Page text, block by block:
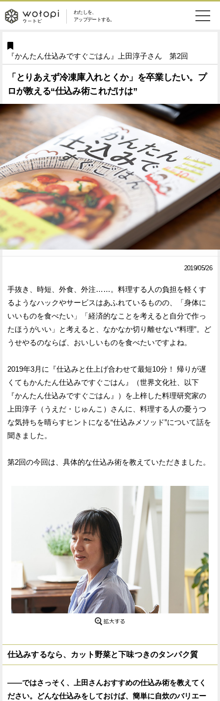
わたしを、
アップデートする。
wotopi
-
ウ
ー
ト
ピ
メ
ー
美容・コスメ 妊娠・出産
健康
ファッション
ソーシャル SDGs
アイテム
検
索
ウートピとは？
Facebook
ェ
ア
す
る
ェ
ア
す
る
『かんたん仕込みですぐごはん』上田淳子さん 第2回
「とりあえず冷凍庫入れとくか」を卒業したい。プ
ロが教える“仕込み術これだけは”
2019/05/26
手抜き、時短、外食、外注……。料理する人の負担を軽くす
るようなハックやサービスはあふれているものの、「身体に
いいものを食べたい」「経済的なことを考えると自分で作っ
たほうがいい」と考えると、なかなか切り離せない“料理”。ど
うせやるのならば、おいしいものを食べたいですよね。
2019年3月に『仕込みと仕上げ合わせて最短10分！ 帰りが遅
くてもかんたん仕込みですぐごはん』（世界文化社、以下
『かんたん仕込みですぐごはん』）を上梓した料理研究家の
上田淳子（うえだ・じゅんこ）さんに、料理する人の憂うつ
な気持ちを晴らすヒントになる“仕込みメソッド”について話を
聞きました。
第2回の今回は、具体的な仕込み術を教えていただきました。
仕込みするなら、カット野菜と下味つきのタンパク質
——ではさっそく、上田さんおすすめの仕込み術を教えてく
ださい。どんな仕込みをしておけば、簡単に自炊のバリエー